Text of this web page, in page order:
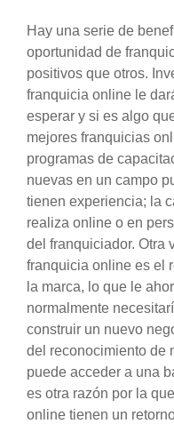
Hay una serie de
oportunidad de
positivos que otros.
franquicia online le
esperar y si es algo
mejores franquicias
programas de
nuevas en un campo
tienen experiencia; la
realiza online o en
del franquiciador. Otra
franquicia online es el
la marca, lo que le
normalmente
construir un nuevo
del reconocimiento de
puede acceder a una
es otra razón por la
online tienen un